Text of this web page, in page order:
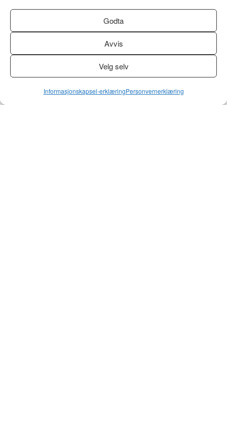
Godta
Avvis
Velg selv
Informasjonskapsel-erklæringPersonvernerklæring